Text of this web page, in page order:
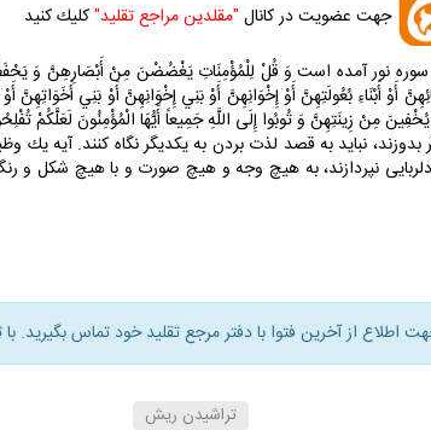
جهت عضويت در كانال "مقلدين مراجع تقليد"كليك كنيد
نور آمده است وَ قُلْ لِلْمُؤْمِنَاتِ يَغْضُضْنَ مِنْ أَبْصَارِهِنَّ وَ
أَوْ أَبْنَاءِ بُعُولَتِهِنَّ أَوْ إِخْوَانِهِنَّ أَوْ بَنِي إِخْوَانِهِنَّ أَوْ بَنِي
بدوزند، نبايد به قصد لذت بردن به يكديگر نگاه كنند.
نپردازند، به هيچ وجه و هيچ صورت و با هيچ شكل و
اطلاع از آخرين فتوا با دفتر مرجع تقليد خود تماس بگيريد.
تراشيدن ريش